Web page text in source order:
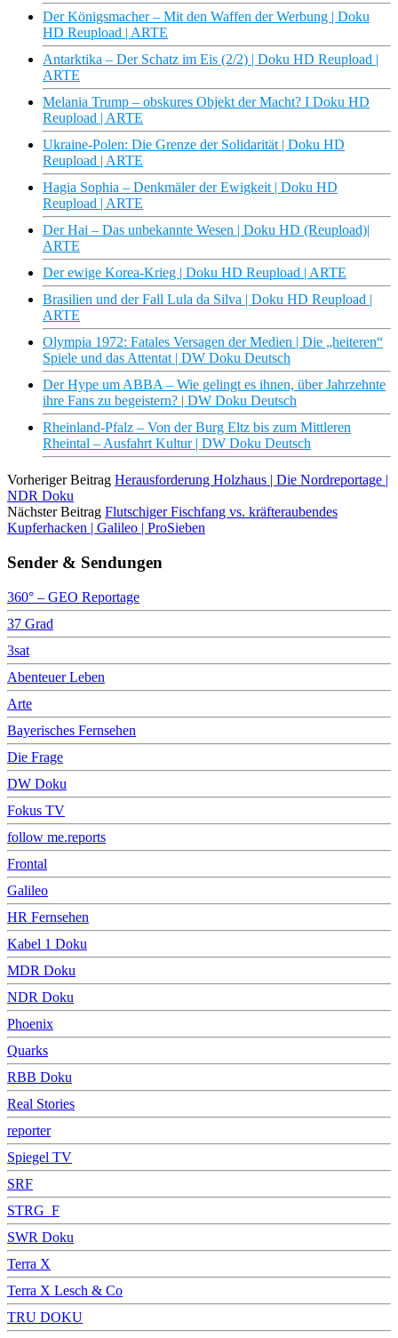
Der Königsmacher – Mit den Waffen der Werbung | Doku
HD Reupload | ARTE
Antarktika – Der Schatz im Eis (2/2) | Doku HD Reupload |
ARTE
Melania Trump – obskures Objekt der Macht? I Doku HD
Reupload | ARTE
Ukraine-Polen: Die Grenze der Solidarität | Doku HD
Reupload | ARTE
Hagia Sophia – Denkmäler der Ewigkeit | Doku HD
Reupload | ARTE
Der Hai – Das unbekannte Wesen | Doku HD (Reupload)|
ARTE
Der ewige Korea-Krieg | Doku HD Reupload | ARTE
Brasilien und der Fall Lula da Silva | Doku HD Reupload |
ARTE
Olympia 1972: Fatales Versagen der Medien | Die „heiteren“
Spiele und das Attentat | DW Doku Deutsch
Der Hype um ABBA – Wie gelingt es ihnen, über Jahrzehnte
ihre Fans zu begeistern? | DW Doku Deutsch
Rheinland-Pfalz – Von der Burg Eltz bis zum Mittleren
Rheintal – Ausfahrt Kultur | DW Doku Deutsch
Vorheriger Beitrag Herausforderung Holzhaus | Die Nordreportage |
NDR Doku
Nächster Beitrag Flutschiger Fischfang vs. kräfteraubendes
Kupferhacken | Galileo | ProSieben
Sender & Sendungen
360° – GEO Reportage
37 Grad
3sat
Abenteuer Leben
Arte
Bayerisches Fernsehen
Die Frage
DW Doku
Fokus TV
follow me.reports
Frontal
Galileo
HR Fernsehen
Kabel 1 Doku
MDR Doku
NDR Doku
Phoenix
Quarks
RBB Doku
Real Stories
reporter
Spiegel TV
SRF
STRG_F
SWR Doku
Terra X
Terra X Lesch & Co
TRU DOKU